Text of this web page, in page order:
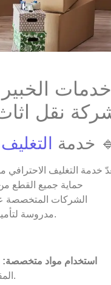
نقل
خدمة
خدمة التغليف
حماية جميع القطع
الشركات المتخصصة
مدروسة لتأمين كل قطعة حسب نوعها وحساسيتها.
استخدام مواد متخصصة:
المقوّى، والأشرطة اللاصقة القوية.